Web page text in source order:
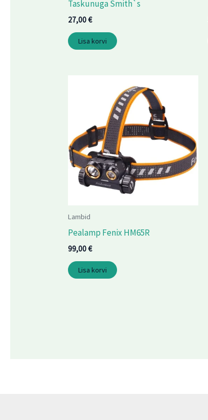
Taskunuga Smith`s
27,00€
Lisa korvi
Lambid
Pealamp Fenix HM65R
99,00€
Lisa korvi